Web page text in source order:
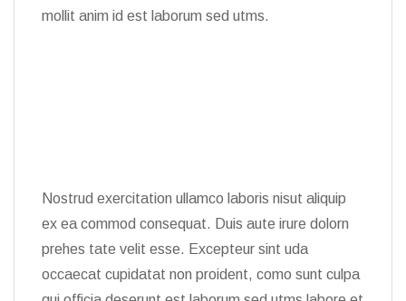
mollit anim id est laborum sed utms.
Nostrud exercitation ullamco laboris nisut aliquip
ex ea commod consequat. Duis aute irure dolorn
prehes tate velit esse. Excepteur sint uda
occaecat cupidatat non proident, como sunt culpa